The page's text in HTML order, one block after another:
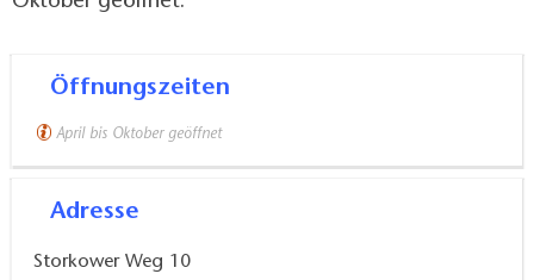
Öffnungszeiten
April bis Oktober geöffnet
Adresse
Storkower Weg 10